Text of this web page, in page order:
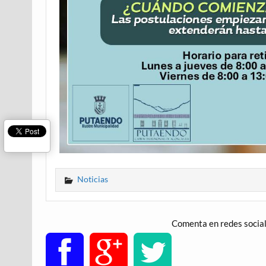
Noticias
Comenta en redes